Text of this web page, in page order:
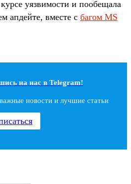
уязвимости и пообещала
апдейте, вместе с багом MS
на наc в Telegram!
новости и лучшие статьи